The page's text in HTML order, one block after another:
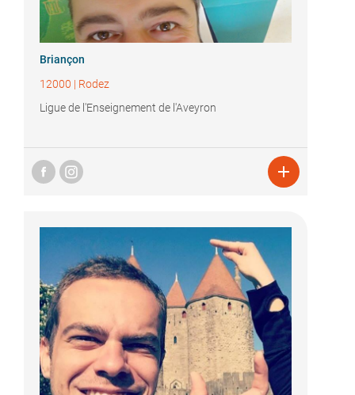
Briançon
12000 | Rodez
Ligue de l'Enseignement de l'Aveyron
